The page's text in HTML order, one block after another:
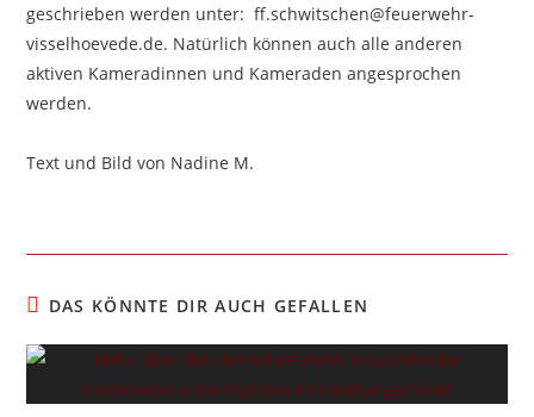
geschrieben werden unter: ff.schwitschen@feuerwehr-
visselhoevede.de. Natürlich können auch alle anderen
aktiven Kameradinnen und Kameraden angesprochen
werden.
Text und Bild von Nadine M.
DAS KÖNNTE DIR AUCH GEFALLEN